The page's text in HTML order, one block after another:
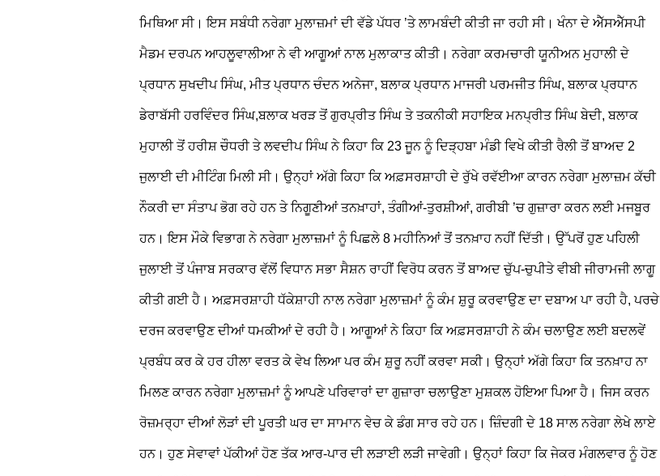
ਮਿਥਿਆ ਸੀ। ਇਸ ਸਬੰਧੀ ਨਰੇਗਾ ਮੁਲਾਜ਼ਮਾਂ ਦੀ ਵੱਡੇ ਪੱਧਰ ’ਤੇ ਲਾਮਬੰਦੀ ਕੀਤੀ ਜਾ ਰਹੀ ਸੀ। ਖੰਨਾ ਦੇ ਐੱਸਐੱਸਪੀ
ਮੈਡਮ ਦਰਪਨ ਆਹਲੂਵਾਲੀਆ ਨੇ ਵੀ ਆਗੂਆਂ ਨਾਲ ਮੁਲਾਕਾਤ ਕੀਤੀ।ਨਰੇਗਾ ਕਰਮਚਾਰੀ ਯੂਨੀਅਨ ਮੁਹਾਲੀ ਦੇ
ਪ੍ਰਧਾਨ ਸੁਖਦੀਪ ਸਿੰਘ, ਮੀਤ ਪ੍ਰਧਾਨ ਚੰਦਨ ਅਨੇਜਾ, ਬਲਾਕ ਪ੍ਰਧਾਨ ਮਾਜਰੀ ਪਰਮਜੀਤ ਸਿੰਘ, ਬਲਾਕ ਪ੍ਰਧਾਨ
ਡੇਰਾਬੱਸੀ ਹਰਵਿੰਦਰ ਸਿੰਘ,ਬਲਾਕ ਖਰੜ ਤੋਂ ਗੁਰਪ੍ਰੀਤ ਸਿੰਘ ਤੇ ਤਕਨੀਕੀ ਸਹਾਇਕ ਮਨਪ੍ਰੀਤ ਸਿੰਘ ਬੇਦੀ, ਬਲਾਕ
ਮੁਹਾਲੀ ਤੋਂ ਹਰੀਸ਼ ਚੌਧਰੀ ਤੇ ਲਵਦੀਪ ਸਿੰਘ ਨੇ ਕਿਹਾ ਕਿ 23 ਜੂਨ ਨੂੰ ਦਿੜ੍ਹਬਾ ਮੰਡੀ ਵਿਖੇ ਕੀਤੀ ਰੈਲੀ ਤੋਂ ਬਾਅਦ 2
ਜੁਲਾਈ ਦੀ ਮੀਟਿੰਗ ਮਿਲੀ ਸੀ। ਉਨ੍ਹਾਂ ਅੱਗੇ ਕਿਹਾ ਕਿ ਅਫ਼ਸਰਸ਼ਾਹੀ ਦੇ ਰੁੱਖੇ ਰਵੱਈਆ ਕਾਰਨ ਨਰੇਗਾ ਮੁਲਾਜ਼ਮ ਕੱਚੀ
ਨੌਕਰੀ ਦਾ ਸੰਤਾਪ ਭੋਗ ਰਹੇ ਹਨ ਤੇ ਨਿਗੂਣੀਆਂ ਤਨਖ਼ਾਹਾਂ, ਤੰਗੀਆਂ-ਤੁਰਸ਼ੀਆਂ, ਗਰੀਬੀ ’ਚ ਗੁਜ਼ਾਰਾ ਕਰਨ ਲਈ ਮਜਬੂਰ
ਹਨ।ਇਸ ਮੌਕੇ ਵਿਭਾਗ ਨੇ ਨਰੇਗਾ ਮੁਲਾਜ਼ਮਾਂ ਨੂੰ ਪਿਛਲੇ 8 ਮਹੀਨਿਆਂ ਤੋਂ ਤਨਖ਼ਾਹ ਨਹੀਂ ਦਿੱਤੀ। ਉੱਪਰੋਂ ਹੁਣ ਪਹਿਲੀ
ਜੁਲਾਈ ਤੋਂ ਪੰਜਾਬ ਸਰਕਾਰ ਵੱਲੋਂ ਵਿਧਾਨ ਸਭਾ ਸੈਸ਼ਨ ਰਾਹੀਂ ਵਿਰੋਧ ਕਰਨ ਤੋਂ ਬਾਅਦ ਚੁੱਪ-ਚੁਪੀਤੇ ਵੀਬੀ ਜੀਰਾਮਜੀ ਲਾਗੂ
ਕੀਤੀ ਗਈ ਹੈ। ਅਫ਼ਸਰਸ਼ਾਹੀ ਧੱਕੇਸ਼ਾਹੀ ਨਾਲ ਨਰੇਗਾ ਮੁਲਾਜ਼ਮਾਂ ਨੂੰ ਕੰਮ ਸ਼ੁਰੂ ਕਰਵਾਉਣ ਦਾ ਦਬਾਅ ਪਾ ਰਹੀ ਹੈ, ਪਰਚੇ
ਦਰਜ ਕਰਵਾਉਣ ਦੀਆਂ ਧਮਕੀਆਂ ਦੇ ਰਹੀ ਹੈ। ਆਗੂਆਂ ਨੇ ਕਿਹਾ ਕਿ ਅਫ਼ਸਰਸ਼ਾਹੀ ਨੇ ਕੰਮ ਚਲਾਉਣ ਲਈ ਬਦਲਵੇਂ
ਪ੍ਰਬੰਧ ਕਰ ਕੇ ਹਰ ਹੀਲਾ ਵਰਤ ਕੇ ਵੇਖ ਲਿਆ ਪਰ ਕੰਮ ਸ਼ੁਰੂ ਨਹੀਂ ਕਰਵਾ ਸਕੀ। ਉਨ੍ਹਾਂ ਅੱਗੇ ਕਿਹਾ ਕਿ ਤਨਖ਼ਾਹ ਨਾ
ਮਿਲਣ ਕਾਰਨ ਨਰੇਗਾ ਮੁਲਾਜ਼ਮਾਂ ਨੂੰ ਆਪਣੇ ਪਰਿਵਾਰਾਂ ਦਾ ਗੁਜ਼ਾਰਾ ਚਲਾਉਣਾ ਮੁਸ਼ਕਲ ਹੋਇਆ ਪਿਆ ਹੈ। ਜਿਸ ਕਰਨ
ਰੋਜ਼ਮਰ੍ਹਾ ਦੀਆਂ ਲੋੜਾਂ ਦੀ ਪੂਰਤੀ ਘਰ ਦਾ ਸਾਮਾਨ ਵੇਚ ਕੇ ਡੰਗ ਸਾਰ ਰਹੇ ਹਨ। ਜ਼ਿੰਦਗੀ ਦੇ 18 ਸਾਲ ਨਰੇਗਾ ਲੇਖੇ ਲਾਏ
ਹਨ। ਹੁਣ ਸੇਵਾਵਾਂ ਪੱਕੀਆਂ ਹੋਣ ਤੱਕ ਆਰ-ਪਾਰ ਦੀ ਲੜਾਈ ਲੜੀ ਜਾਵੇਗੀ। ਉਨ੍ਹਾਂ ਕਿਹਾ ਕਿ ਜੇਕਰ ਮੰਗਲਵਾਰ ਨੂੰ ਹੋਣ